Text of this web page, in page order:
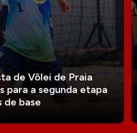
de Vôlei de Praia
para a segunda etapa
de base